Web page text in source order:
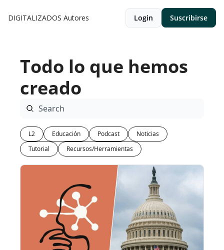
DIGITALIZADOS Autores Login Suscribirse
Todo lo que hemos
creado
L2 Educación Podcast
Noticias
Tutorial
Recursos/Herramientas